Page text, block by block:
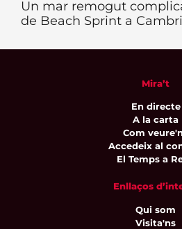
Un mar remogut
de Beach Sprint a
Mira’t
En directe
A la carta
Com
Accedeix al
El Temps a
Enllaços
Qui som
Visita'ns